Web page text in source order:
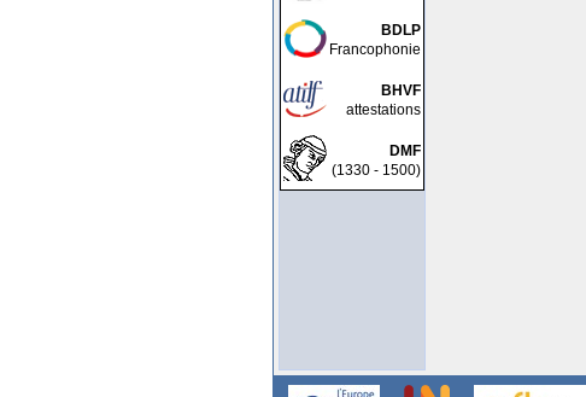
BDLP
Francophonie
BHVF
attestations
DMF
(1330 - 1500)